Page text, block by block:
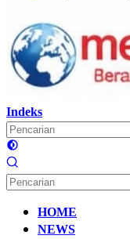
Indeks
HOME
NEWS